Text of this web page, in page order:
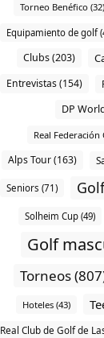
Torneo Benéfico (32)
Equipamiento de golf
Clubs (203)
Entrevistas (154)
DP
Real Federación
Alps Tour (163)
Seniors (71)
Solheim Cup (49)
Golf
Torneos
Hoteles (43)
Real Club de Golf de